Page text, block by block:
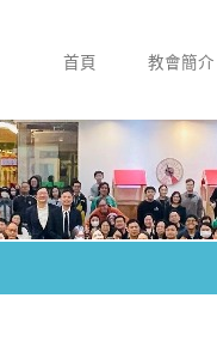
首頁 教會簡介